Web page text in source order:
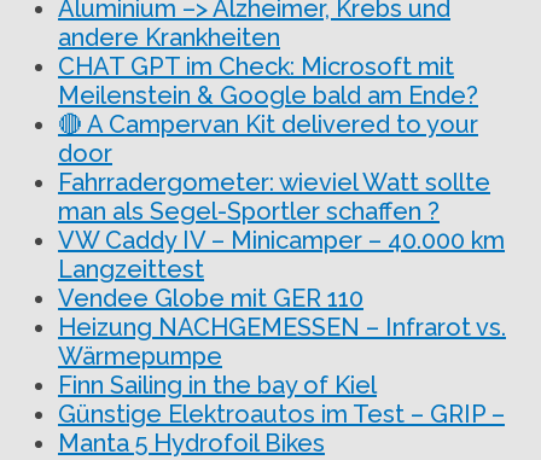
Aluminium –> Alzheimer, Krebs und
andere Krankheiten
CHAT GPT im Check: Microsoft mit
Meilenstein & Google bald am Ende?
🔴 A Campervan Kit delivered to your
door
Fahrradergometer: wieviel Watt sollte
man als Segel-Sportler schaffen ?
VW Caddy IV – Minicamper – 40.000 km
Langzeittest
Vendee Globe mit GER 110
Heizung NACHGEMESSEN – Infrarot vs.
Wärmepumpe
Finn Sailing in the bay of Kiel
Günstige Elektroautos im Test – GRIP –
Manta 5 Hydrofoil Bikes